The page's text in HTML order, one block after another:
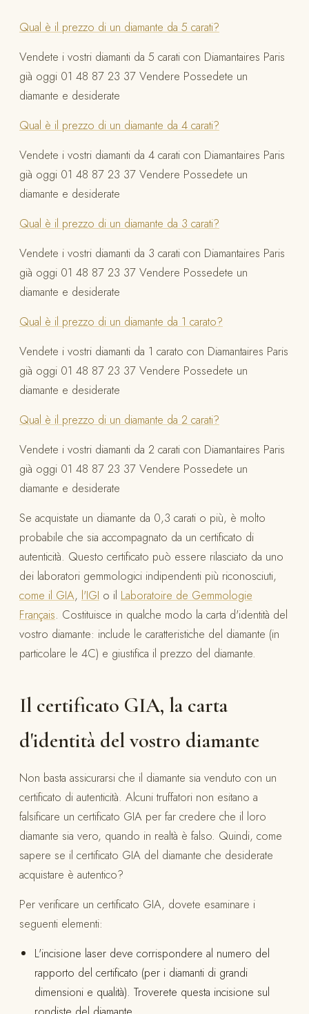
Qual è il prezzo di un diamante da 5 carati?
Vendete i vostri diamanti da 5 carati con Diamantaires Paris
già oggi 01 48 87 23 37 Vendere Possedete un
diamante e desiderate
Qual è il prezzo di un diamante da 4 carati?
Vendete i vostri diamanti da 4 carati con Diamantaires Paris
già oggi 01 48 87 23 37 Vendere Possedete un
diamante e desiderate
Qual è il prezzo di un diamante da 3 carati?
Vendete i vostri diamanti da 3 carati con Diamantaires Paris
già oggi 01 48 87 23 37 Vendere Possedete un
diamante e desiderate
Qual è il prezzo di un diamante da 1 carato?
Vendete i vostri diamanti da 1 carato con Diamantaires Paris
già oggi 01 48 87 23 37 Vendere Possedete un
diamante e desiderate
Qual è il prezzo di un diamante da 2 carati?
Vendete i vostri diamanti da 2 carati con Diamantaires Paris
già oggi 01 48 87 23 37 Vendere Possedete un
diamante e desiderate
Se acquistate un diamante da 0,3 carati o più, è molto
probabile che sia accompagnato da un certificato di
autenticità. Questo certificato può essere rilasciato da uno
dei laboratori gemmologici indipendenti più riconosciuti,
come il GIA, l'IGI o il Laboratoire de Gemmologie
Français. Costituisce in qualche modo la carta d'identità del
vostro diamante: include le caratteristiche del diamante (in
particolare le 4C) e giustifica il prezzo del diamante.
Il certificato GIA, la carta
d'identità del vostro diamante
Non basta assicurarsi che il diamante sia venduto con un
certificato di autenticità. Alcuni truffatori non esitano a
falsificare un certificato GIA per far credere che il loro
diamante sia vero, quando in realtà è falso. Quindi, come
sapere se il certificato GIA del diamante che desiderate
acquistare è autentico?
Per verificare un certificato GIA, dovete esaminare i
seguenti elementi:
L'incisione laser deve corrispondere al numero del
rapporto del certificato (per i diamanti di grandi
dimensioni e qualità). Troverete questa incisione sul